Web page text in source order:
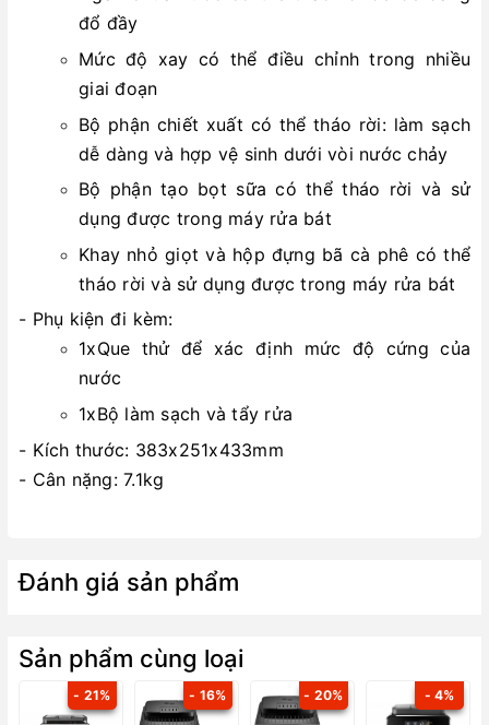
đổ đầy
Mức độ xay có thể điều chỉnh trong nhiều
giai đoạn
Bộ phận chiết xuất có thể tháo rời: làm sạch
dễ dàng và hợp vệ sinh dưới vòi nước chảy
Bộ phận tạo bọt sữa có thể tháo rời và sử
dụng được trong máy rửa bát
Khay nhỏ giọt và hộp đựng bã cà phê có thể
tháo rời và sử dụng được trong máy rửa bát
- Phụ kiện đi kèm:
1xQue thử để xác định mức độ cứng của
nước
1xBộ làm sạch và tẩy rửa
- Kích thước: 383x251x433mm
- Cân nặng: 7.1kg
Đánh giá sản phẩm
Sản phẩm cùng loại
- 21% - 16% - 20% - 4%